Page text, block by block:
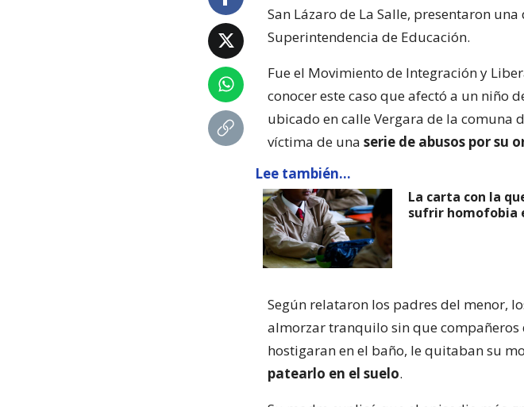
San Lázaro de La Salle, presentaron
Superintendencia de Educación.
Fue el Movimiento de Integración y
conocer este caso que afectó a un niño
ubicado en calle Vergara de la comuna
víctima de una serie de abusos por su
Lee también...
La carta con la
sufrir homofobia
Según relataron los padres del menor,
almorzar tranquilo sin que compañeros
hostigaran en el baño, le quitaban su
patearlo en el suelo.